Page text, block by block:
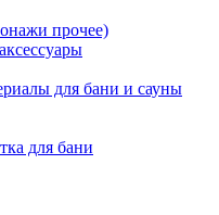
прочее)
для бани и сауны
для бани